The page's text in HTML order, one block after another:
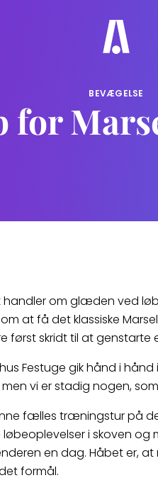
BEVÆGELSE
for
handler om glæden ved
at få det klassiske
skridt til at genstarte
Festuge gik hånd i
men vi er stadig nogen,
fælles træningstur på
i skoven og
en dag. Håbet er,
formål.